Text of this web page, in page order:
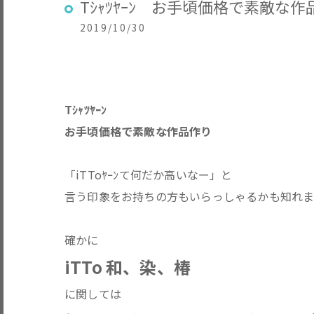
Tｼｬﾂﾔｰﾝ お手頃価格で素敵な作
2019/10/30
Tｼｬﾂﾔｰﾝ
お手頃価格で素敵な作品作り
「iTToﾔｰﾝて何だか高いなー」と
言う印象をお持ちの方もいらっしゃるかも知れま
確かに
iTTo 和、染、椿
に関しては